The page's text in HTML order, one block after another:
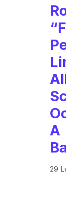
A
29